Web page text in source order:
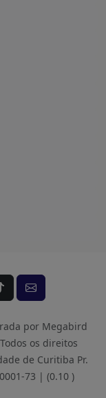
por Megabird
Todos os direitos
de Curitiba Pr.
73 | (0.10 )